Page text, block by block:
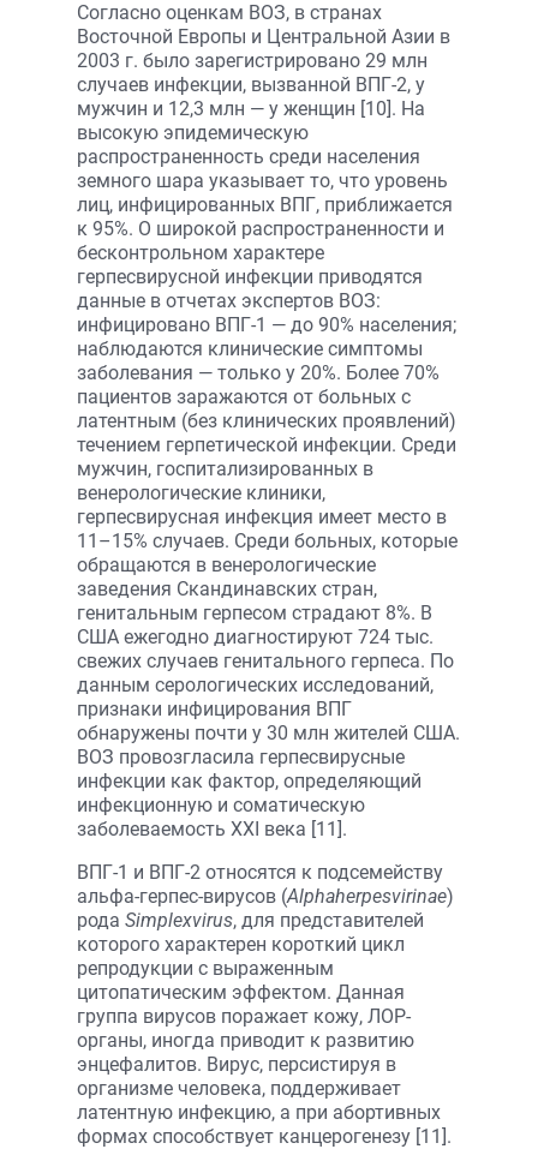
Согласно оценкам ВОЗ, в странах
Восточной Европы и Центральной Азии в
2003 г. было зарегистрировано 29 млн
случаев инфекции, вызванной ВПГ-2, у
мужчин и 12,3 млн — у женщин [10]. На
высокую эпидемическую
распространенность среди населения
земного шара указывает то, что уровень
лиц, инфицированных ВПГ, приближается
к 95%. О широкой распространенности и
бесконтрольном характере
герпесвирусной инфекции приводятся
данные в отчетах экспертов ВОЗ:
инфицировано ВПГ-1 — до 90% населения;
наблюдаются клинические симптомы
заболевания — только у 20%. Более 70%
пациентов заражаются от больных с
латентным (без клинических проявлений)
течением герпетической инфекции. Среди
мужчин, госпитализированных в
венерологические клиники,
герпесвирусная инфекция имеет место в
11–15% случаев. Среди больных, которые
обращаются в венерологические
заведения Скандинавских стран,
генитальным герпесом страдают 8%. В
США ежегодно диагностируют 724 тыс.
свежих случаев генитального герпеса. По
данным серологических исследований,
признаки инфицирования ВПГ
обнаружены почти у 30 млн жителей США.
ВОЗ провозгласила герпесвирусные
инфекции как фактор, определяющий
инфекционную и соматическую
заболеваемость XXI века [11].
ВПГ-1 и ВПГ-2 относятся к подсемейству
альфа-герпес-вирусов (Alpha­herpesvirinae)
рода Simplexvirus, для представителей
которого характерен короткий цикл
репродукции с выраженным
цитопатическим эффектом. Данная
группа вирусов поражает кожу, ЛОР-
органы, иногда приводит к развитию
энцефалитов. Вирус, персистируя в
организме человека, поддерживает
латентную инфекцию, а при абортивных
формах способствует канцерогенезу [11].